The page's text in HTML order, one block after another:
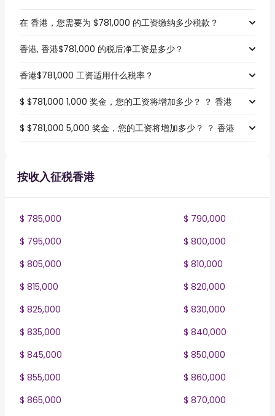
在 香港，您需要为 $781,000 的工资缴纳多少税款？
香港, 香港$781,000 的税后净工资是多少？
香港$781,000 工资适用什么税率？
$ $781,000 1,000 奖金，您的工资将增加多少？ ？ 香港
$ $781,000 5,000 奖金，您的工资将增加多少？ ？ 香港
按收入征税香港
$ 785,000
$ 790,000
$ 795,000
$ 800,000
$ 805,000
$ 810,000
$ 815,000
$ 820,000
$ 825,000
$ 830,000
$ 835,000
$ 840,000
$ 845,000
$ 850,000
$ 855,000
$ 860,000
$ 865,000
$ 870,000